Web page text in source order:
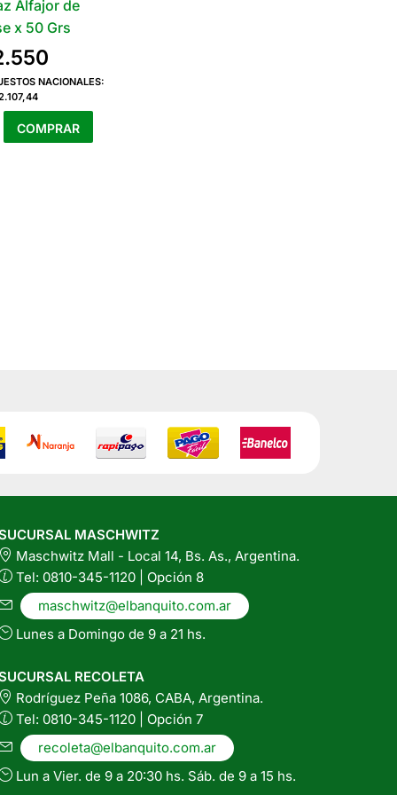
Alfajor de
x 50 Grs
NACIONALES:
COMPRAR
MASCHWITZ
Maschwitz Mall - Local 14, Bs. As., Argentina.
Tel: 0810-345-1120 | Opción 8
maschwitz@elbanquito.com.ar
Lunes a Domingo de 9 a 21 hs.
RECOLETA
Rodríguez Peña 1086, CABA, Argentina.
Tel: 0810-345-1120 | Opción 7
recoleta@elbanquito.com.ar
Lun a Vier. de 9 a 20:30 hs. Sáb. de 9 a 15 hs.